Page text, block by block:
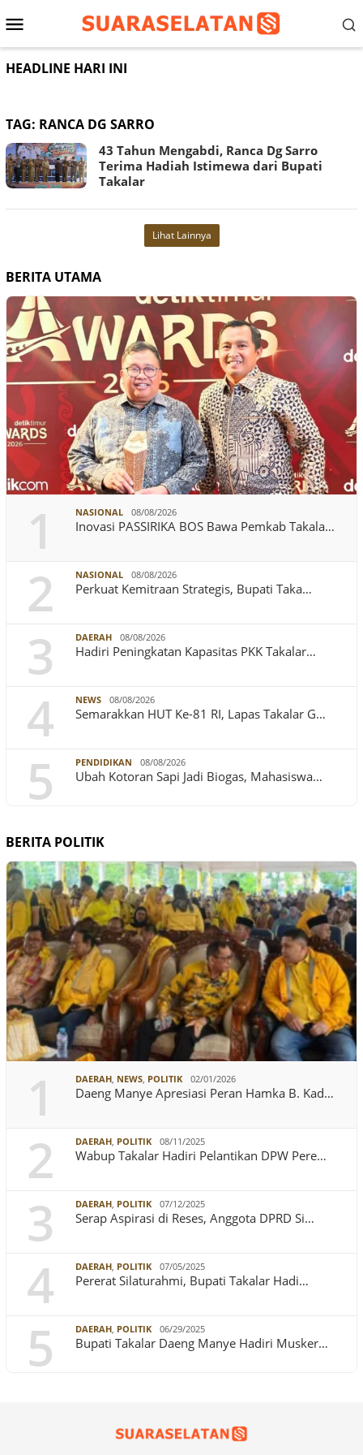
ke
Menu
Mobile
HEADLINE HARI INI
TAG: RANCA DG SARRO
43 Tahun Mengabdi, Ranca Dg Sarro
Terima Hadiah Istimewa dari Bupati
Takalar
Lihat Lainnya
BERITA UTAMA
1 NASIONAL 08/08/2026
Inovasi PASSIRIKA BOS Bawa Pemkab Takala…
2 NASIONAL 08/08/2026
Perkuat Kemitraan Strategis, Bupati Taka…
3 DAERAH 08/08/2026
Hadiri Peningkatan Kapasitas PKK Takalar…
4 NEWS 08/08/2026
Semarakkan HUT Ke-81 RI, Lapas Takalar G…
5 PENDIDIKAN 08/08/2026
Ubah Kotoran Sapi Jadi Biogas, Mahasiswa…
BERITA POLITIK
1 DAERAH, NEWS, POLITIK 02/01/2026
Daeng Manye Apresiasi Peran Hamka B. Kad…
2 DAERAH, POLITIK 08/11/2025
Wabup Takalar Hadiri Pelantikan DPW Pere…
3 DAERAH, POLITIK 07/12/2025
Serap Aspirasi di Reses, Anggota DPRD Si…
4 DAERAH, POLITIK 07/05/2025
Pererat Silaturahmi, Bupati Takalar Hadi…
5 DAERAH, POLITIK 06/29/2025
Bupati Takalar Daeng Manye Hadiri Musker…